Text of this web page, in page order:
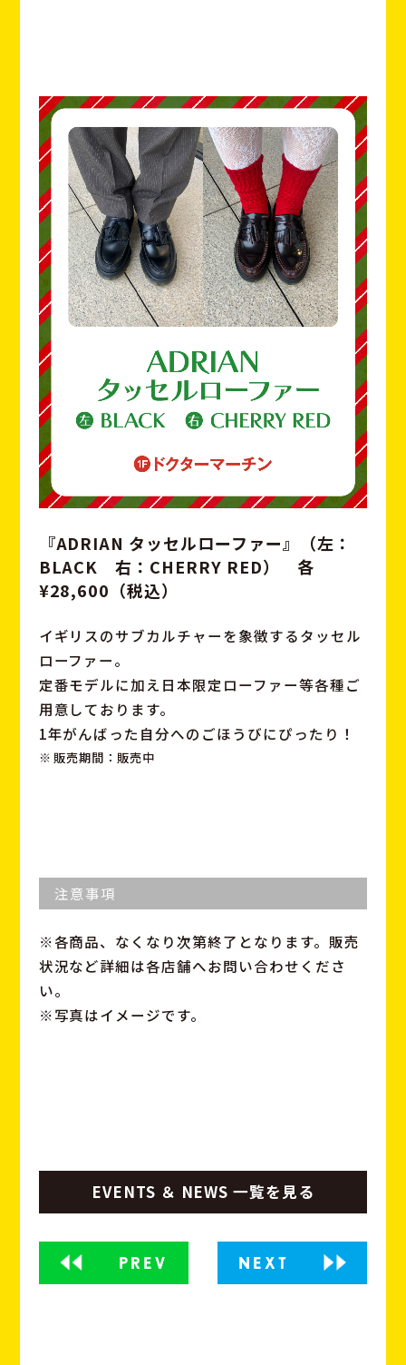
『ADRIAN タッセルローファー』（左：
BLACK 右：CHERRY RED） 各
¥28,600（税込）
イギリスのサブカルチャーを象徴するタッセル
ローファー。
定番モデルに加え日本限定ローファー等各種ご
用意しております。
1年がんばった自分へのごほうびにぴったり！
販売期間：販売中
注意事項
※各商品、なくなり次第終了となります。販売
状況など詳細は各店舗へお問い合わせくださ
い。
※写真はイメージです。
PREV
EVENTS ＆ NEWS 一覧を見る
NEXT